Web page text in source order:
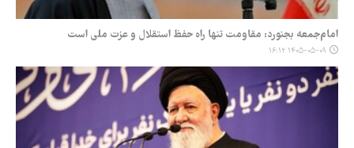
امام‌جمعه بجنورد: مقاومت تنها راه حفظ استقلال و عزت ملی است
۱۴۰۵-۰۵-۰۹ ۱۶:۱۲